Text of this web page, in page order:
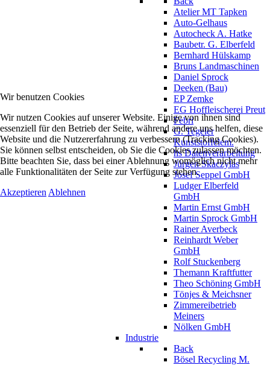
Atelier MT Tapken
Auto-Gelhaus
Autocheck A. Hatke
Baubetr. G. Elberfeld
Bernhard Hülskamp
Bruns Landmaschinen
Daniel Sprock
Deeken (Bau)
EP Zemke
EG Hoffleischerei Preut
Febri
G. Tegeler
Kunststoffelem.
hs Datenverarbeitung
Jürgen Skaczylas
Josef Seppel GmbH
Ludger Elberfeld
GmbH
Martin Ernst GmbH
Martin Sprock GmbH
Rainer Averbeck
Reinhardt Weber
GmbH
Rolf Stuckenberg
Themann Kraftfutter
Theo Schöning GmbH
Tönjes & Meichsner
Zimmereibetrieb
Meiners
Nölken GmbH
Industrie
Back
Bösel Recycling M.
Wir benutzen Cookies
Wir nutzen Cookies auf unserer Website. Einige von ihnen sind
essenziell für den Betrieb der Seite, während andere uns helfen, diese
Website und die Nutzererfahrung zu verbessern (Tracking Cookies).
Sie können selbst entscheiden, ob Sie die Cookies zulassen möchten.
Bitte beachten Sie, dass bei einer Ablehnung womöglich nicht mehr
alle Funktionalitäten der Seite zur Verfügung stehen.
Akzeptieren Ablehnen